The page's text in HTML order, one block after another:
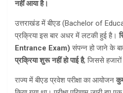
नहीं आया है।
उत्तराखंड में बीएड (Bachelor of
प्रक्रिया इस बार अधर में लटकी हुई है।
Entrance Exam) संपन्न हो जाने के
प्रक्रिया शुरू नहीं हो पाई है, जिससे
राज्य में बीएड प्रवेश परीक्षा का आयोजन